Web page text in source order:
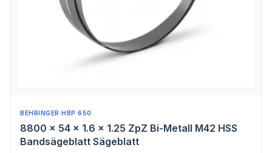
BEHRINGER HBP 650
8800 x 54 x 1.6 x 1.25 ZpZ Bi-Metall M42 HSS
Bandsägeblatt Sägeblatt